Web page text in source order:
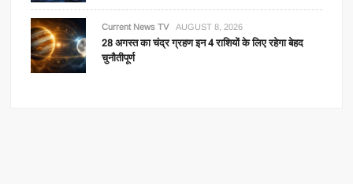
Current News TV AUGUST 8, 2026
28 अगस्त का चंद्र ग्रहण इन 4 राशियों के लिए रहेगा बेहद
चुनौतीपूर्ण